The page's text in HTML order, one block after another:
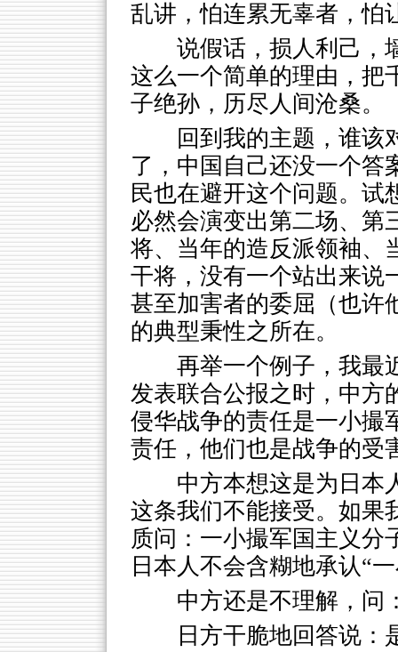
乱讲，怕连累无辜者，怕
说假话，损人利己，
这么一个简单的理由，把
子绝孙，历尽人间沧桑。
回到我的主题，谁该
了，中国自己还没一个答
民也在避开这个问题。试
必然会演变出第二场、第
将、当年的造反派领袖、
干将，没有一个站出来说
甚至加害者的委屈（也许
的典型秉性之所在。
再举一个例子，我最
发表联合公报之时，中方
侵华战争的责任是一小撮
责任，他们也是战争的受
中方本想这是为日本
这条我们不能接受。如果
质问：一小撮军国主义分
日本人不会含糊地承认“
中方还是不理解，问
日方干脆地回答说：